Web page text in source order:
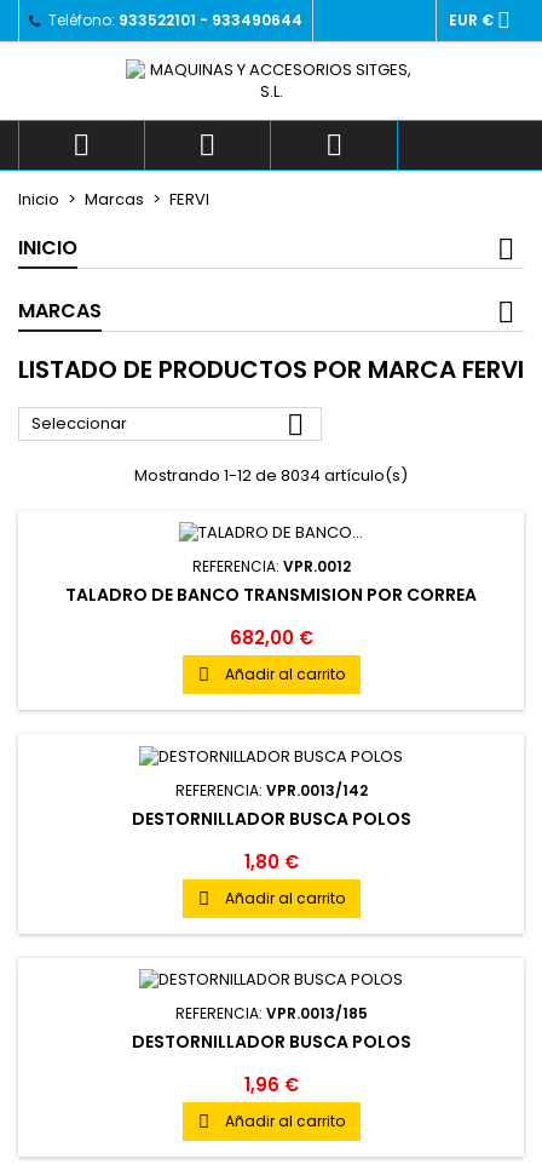
Teléfono: 933522101 - 933490644 EUR € 
  
Inicio Marcas FERVI
INICIO
MARCAS
LISTADO DE PRODUCTOS POR MARCA FERVI
Seleccionar 
Mostrando 1-12 de 8034 artículo(s)
REFERENCIA: VPR.0012
TALADRO DE BANCO TRANSMISION POR CORREA
682,00 €
 Añadir al carrito
REFERENCIA: VPR.0013/142
DESTORNILLADOR BUSCA POLOS
1,80 €
 Añadir al carrito
REFERENCIA: VPR.0013/185
DESTORNILLADOR BUSCA POLOS
1,96 €
 Añadir al carrito
Añadir a la lista de deseos ×
((modalTitle)) ×
((title)) ×
((label))
Iniciar sesión ×
lista de deseos.
((cancelText))